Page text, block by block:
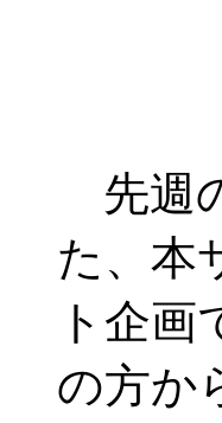
先週
た、本
ト企
の方か